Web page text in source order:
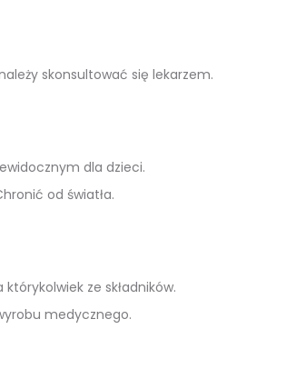
skonsultować się lekarzem.
dla dzieci.
od światła.
ze składników.
medycznego.